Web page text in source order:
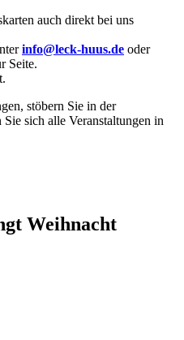
auch direkt bei uns
info@leck-huus.de oder
Seite.
stöbern Sie in der
sich alle Veranstaltungen in
Weihnacht